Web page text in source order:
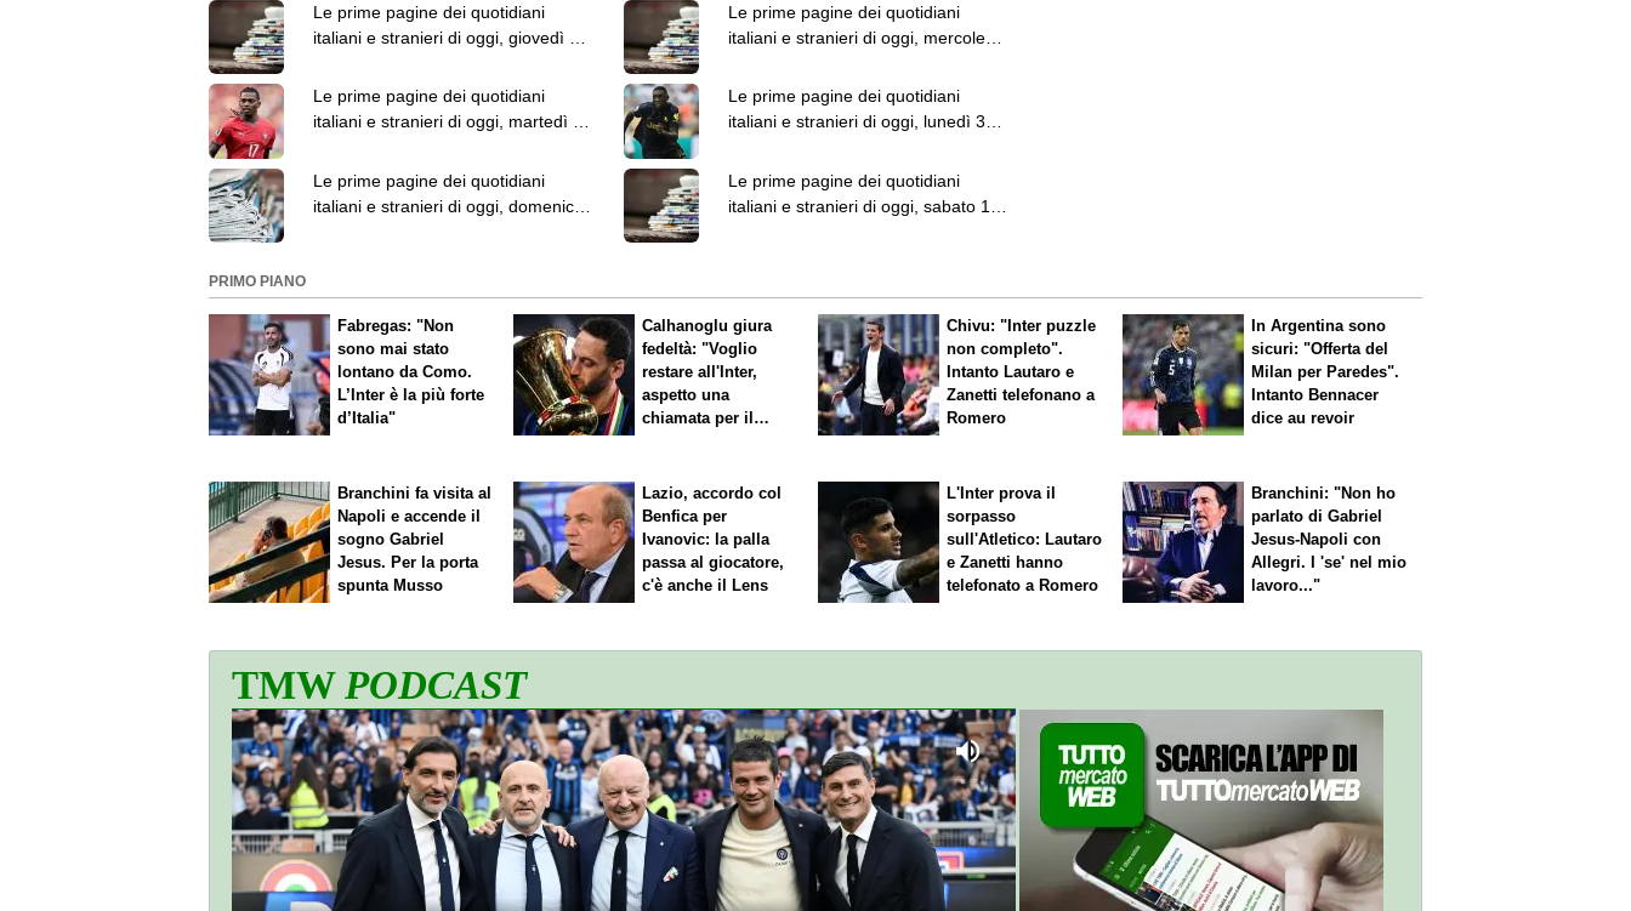
Le prime pagine dei quotidiani
italiani e stranieri di oggi, giovedì 6
Le prime pagine dei quotidiani
italiani e stranieri di oggi, mercoledì
Le prime pagine dei quotidiani
italiani e stranieri di oggi, martedì 4
Le prime pagine dei quotidiani
italiani e stranieri di oggi, lunedì 3
Le prime pagine dei quotidiani
italiani e stranieri di oggi, domenica
Le prime pagine dei quotidiani
italiani e stranieri di oggi, sabato 1
PRIMO PIANO
Fabregas: "Non
sono mai stato
lontano da Como.
L’Inter è la più forte
d’Italia"
Calhanoglu giura
fedeltà: "Voglio
restare all'Inter,
aspetto una
chiamata per il
Chivu: "Inter puzzle
non completo".
Intanto Lautaro e
Zanetti telefonano a
Romero
In Argentina sono
sicuri: "Offerta del
Milan per Paredes".
Intanto Bennacer
diceau revoir
Branchini fa visita al
Napoli e accende il
sogno Gabriel
Jesus. Per la porta
spunta Musso
Lazio, accordo col
Benfica per
Ivanovic: la palla
passa al giocatore,
c'è anche il Lens
L'Inter prova il
sorpasso
sull'Atletico: Lautaro
e Zanetti hanno
telefonato a Romero
Branchini: "Non ho
parlato di Gabriel
Jesus-Napoli con
Allegri. I 'se' nel mio
lavoro..."
TMWPODCAST